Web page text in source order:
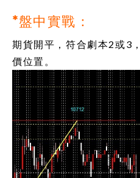
*盤中實戰：
期貨開平，符合劇本2或3
價位置。